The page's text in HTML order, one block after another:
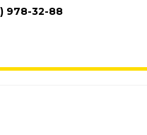
978-32-88